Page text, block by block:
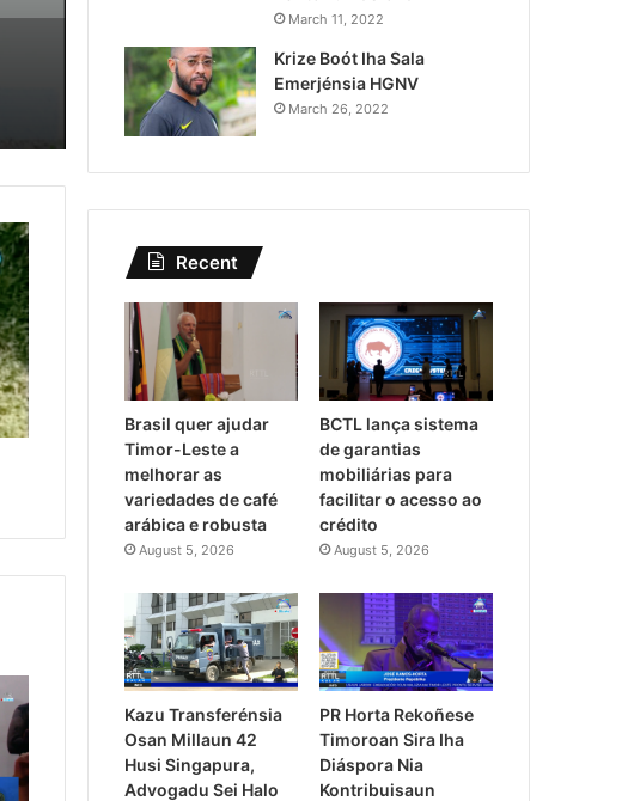
March 11, 2022
Krize Boót Iha Sala
Emerjénsia HGNV
March 26, 2022
Recent
Brasil quer ajudar
Timor-Leste a
melhorar as
variedades de café
arábica e robusta
August 5, 2026
BCTL lança sistema
de garantias
mobiliárias para
facilitar o acesso ao
crédito
August 5, 2026
Kazu Transferénsia
Osan Millaun 42
Husi Singapura,
Advogadu Sei Halo
PR Horta Rekoñese
Timoroan Sira Iha
Diáspora Nia
Kontribuisaun